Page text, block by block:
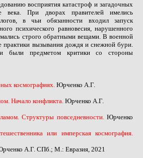
восприятия катастроф и загадочных
При дворах правителей имелись
в чьи обязанности входил запуск
психического равновесия, нарушенного
строго обратными вещами. В военной
практики вызывания дождя и снежной бури.
были предметом критики со стороны
космографиях. Юрченко А.Г.
Начало конфликта. Юрченко А.Г.
Структуры повседневности.Юрченко
или имперская космография.
А.Г. СПб.; М.: Евразия, 2021